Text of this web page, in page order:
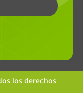
los derechos